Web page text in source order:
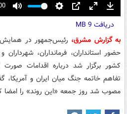
Mute Settings
PIP Enter
fullscreen
دریافت 9 MB
به گزارش مشرق، رئیس‌جمهور در همایش
حضور استانداران، فرمانداران،
کشور برگزار شد درباره اقدامات
تفاهم خاتمه جنگ میان ایران و
مصوب شد روز جمعه «این روند» را امضا